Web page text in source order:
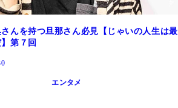
んを持つ旦那さん必見【じゃいの人生は最
第７回
エンタメ